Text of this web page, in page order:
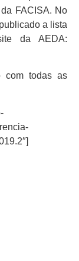
FACISA. No
a lista
da AEDA:
com todas as